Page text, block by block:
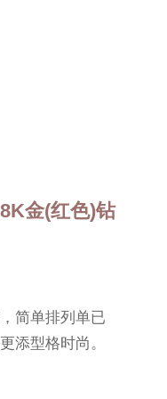
金(红色)钻
简单排列单已
添型格时尚。